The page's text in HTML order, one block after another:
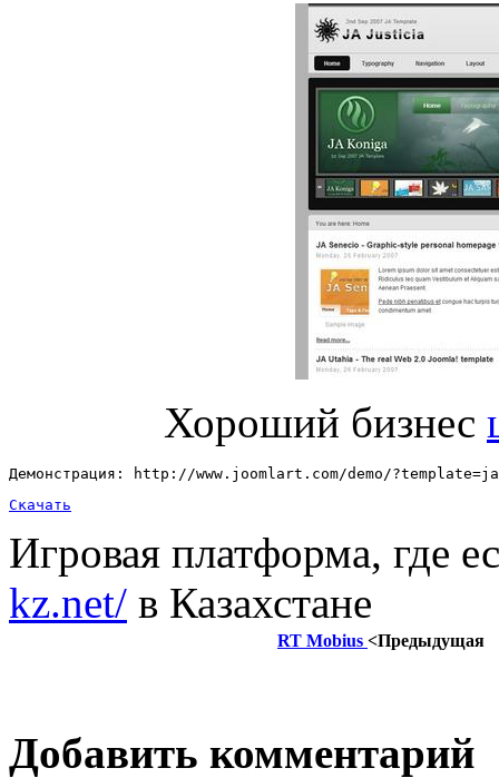
Хороший бизнес
Демонстрация: http://www.joomlart.com/demo/
Скачать
Игровая платформа, где
kz.net/ в Казахстане
RT Mobius <Предыдущая
Добавить комментарий